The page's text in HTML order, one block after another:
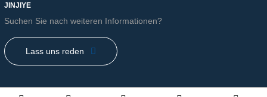
JINJIYE
Suchen Sie nach weiteren Informationen?
Lass uns reden